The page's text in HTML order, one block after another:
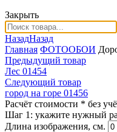
Закрыть
НазадНазад
Главная ФОТООБОИ
Предыдущий товар
Лес 01454
Следующий товар
город на горе 01456
Расчёт стоимости * без
Шаг 1: укажите нужный
Длина изображения, см.